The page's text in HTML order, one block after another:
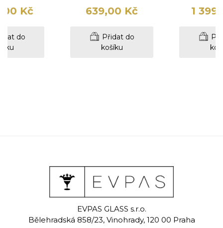
Kč
do
639,00 Kč
Přidat do
košíku
1
Neat
Ručně rytá váza 24 cm
EVPAS GLASS s.r.o.
Bělehradská 858/23, Vinohrady, 120 00 Praha